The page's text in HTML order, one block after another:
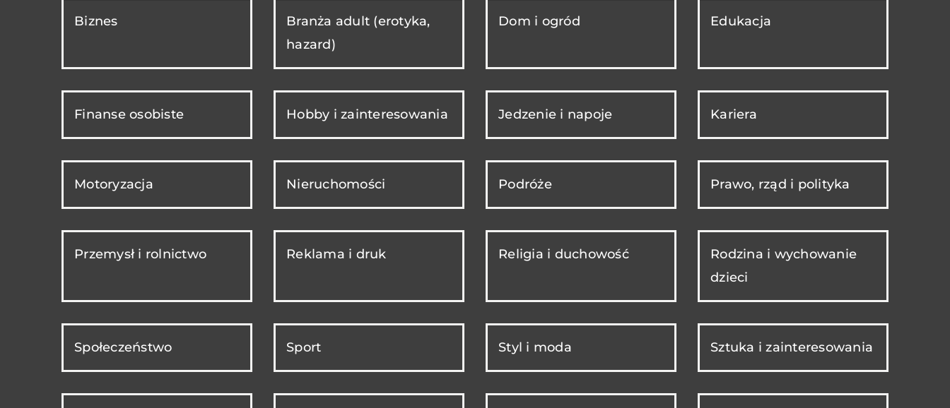
Biznes
Branża adult (erotyka,
hazard)
Dom i ogród Edukacja
Finanse osobiste Hobby i zainteresowania Jedzenie i napoje Kariera
Motoryzacja Nieruchomości Podróże Prawo, rząd i polityka
Przemysł i rolnictwo Reklama i druk Religia i duchowość
Rodzina i wychowanie
dzieci
Społeczeństwo Sport Styl i moda Sztuka i zainteresowania